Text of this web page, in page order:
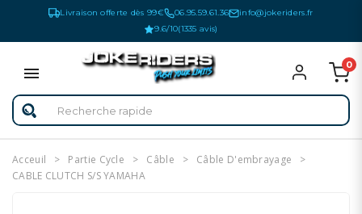
Livraison offerte dès 99€ 06.95.59.61.36
info@jokeriders.fr
9.6/10(1335 avis)
0
Acceuil Partie Cycle Câble
Câble D'embrayage
CABLE CLUTCH S/S YAMAHA